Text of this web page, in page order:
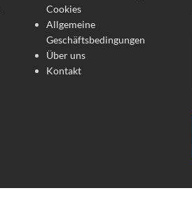
Cookies
Allgemeine
Geschäftsbedingungen
Über uns
Kontakt